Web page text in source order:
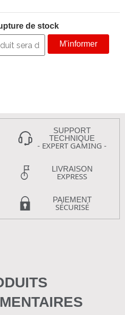
de stock
M'informer
SUPPORT
TECHNIQUE
- EXPERT GAMING -
LIVRAISON
EXPRESS
PAIEMENT
SÉCURISÉ